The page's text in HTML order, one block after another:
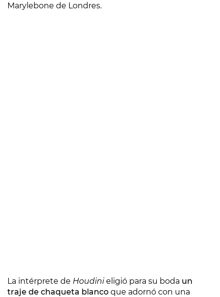
Marylebone de Londres.
La intérprete de Houdinieligió para su boda un
traje de chaqueta blanco que adornó con una